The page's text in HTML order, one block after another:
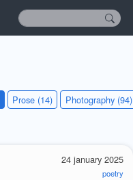
Prose (14) Photography (94)
24 january 2025
poetry